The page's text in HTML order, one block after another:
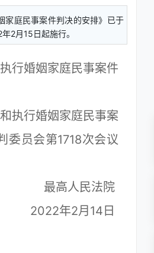
家庭民事案件判决的安排》已于
2月15日起施行。
行婚姻家庭民事案件
执行婚姻家庭民事案
委员会第1718次会议
最高人民法院
2022年2月14日